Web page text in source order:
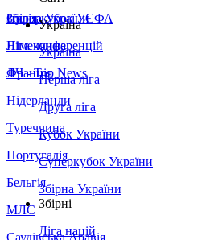
Збірна України
Італія
Німеччина
Франція
Нідерланди
Туреччина
Португалія
Бельгія
МЛС
Саудівська Аравія
Суперкубок УЄФА
Ліга конференцій
ЛЧ - Top News
Україна
Україна
Перша ліга
Друга ліга
Кубок України
Суперкубок України
Збірна України
Збірні
Ліга націй